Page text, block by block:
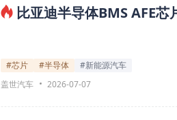
比亚迪半导体BMS AFE
#芯片 #半导体
#新能源汽车
盖世汽车
2026-07-07